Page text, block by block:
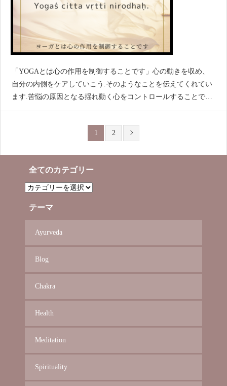
「YOGAとは心の作用を制御することです」心の動きを収め、
自分の内側をケアしていこう.そのようなことを伝えてくれてい
ます.苦悩の原因となる揺れ動く心をコントロールすることで心
の静けさにとどまることができ、穏やかな状態を保つことが可
1
2
全てのカテゴリー
全
て
カ
テ
ゴ
テーマ
Ayurveda
Blog
Chakra
Health
Meditation
Spirituality